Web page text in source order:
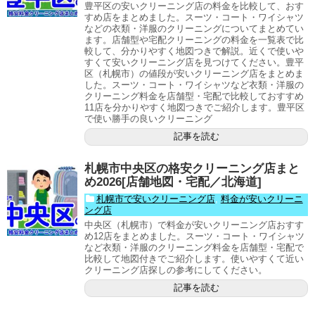
豊平区の安いクリーニング店の料金を比較して、おす
すめ店をまとめました。スーツ・コート・ワイシャツ
などの衣類・洋服のクリーニングについてまとめてい
ます。店舗型や宅配クリーニングの料金を一覧表で比
較して、分かりやすく地図つきで解説。近くで使いや
すくて安いクリーニング店を見つけてください。豊平
区（札幌市）の値段が安いクリーニング店をまとめま
した。スーツ・コート・ワイシャツなど衣類・洋服の
クリーニング料金を店舗型・宅配で比較しておすすめ
11店を分かりやすく地図つきでご紹介します。豊平区
で使い勝手の良いクリーニング
記事を読む
札幌市中央区の格安クリーニング店まと
め2026[店舗地図・宅配／北海道]
札幌市で安いクリーニング店, 料金が安いクリーニ
ング店
中央区（札幌市）で料金が安いクリーニング店おすす
め12店をまとめました。スーツ・コート・ワイシャツ
など衣類・洋服のクリーニング料金を店舗型・宅配で
比較して地図付きでご紹介します。使いやすくて近い
クリーニング店探しの参考にしてください。
記事を読む